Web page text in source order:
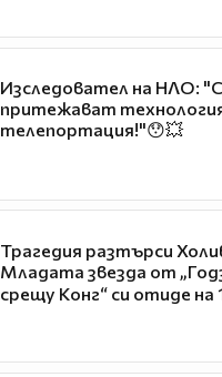
Изследовател на НЛО:
притежават
телепортация!"😯💥
Трагедия разтърси
Младата звезда от
срещу Конг“ си отиде